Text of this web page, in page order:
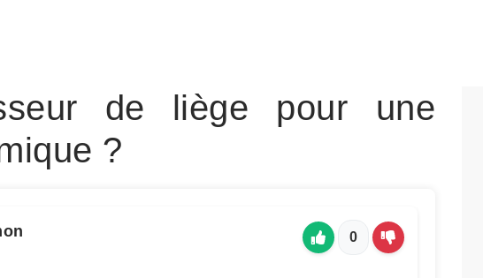
de liège pour une
?
0